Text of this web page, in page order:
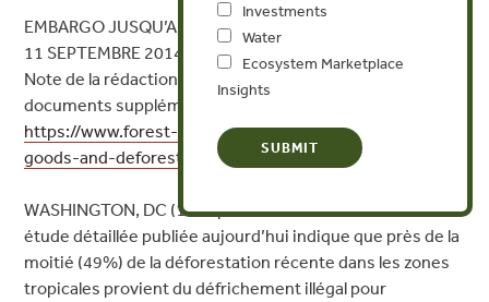
EMBARGO JUSQU’AU 10 SEPTEMBRE 2014 À 20 : 01 EDT/
11 SEPTEMBRE 2014 À 00:01 GMT
Note de la rédaction : le rapport complet et des
documents supplémentaires sont disponibles à:
https://www.forest-trends.org/publications/consumer-
goods-and-deforestation/
WASHINGTON, DC (11 septembre 2014) —Une nouvelle
étude détaillée publiée aujourd’hui indique que près de la
moitié (49%) de la déforestation récente dans les zones
tropicales provient du défrichement illégal pour
Investments
Water
Ecosystem Marketplace
Insights